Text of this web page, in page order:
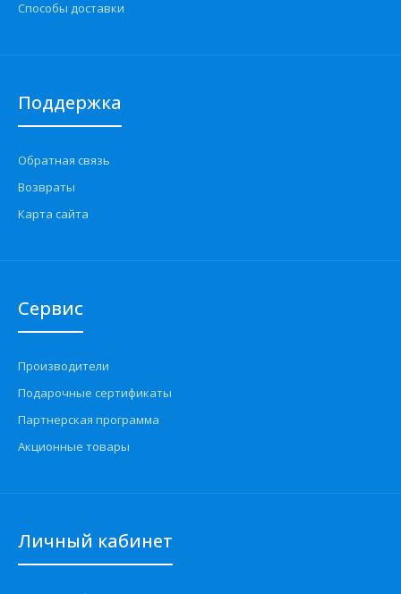
Способы доставки
Поддержка
Обратная связь
Возвраты
Карта сайта
Сервис
Производители
Подарочные сертификаты
Партнерская программа
Акционные товары
Личный кабинет